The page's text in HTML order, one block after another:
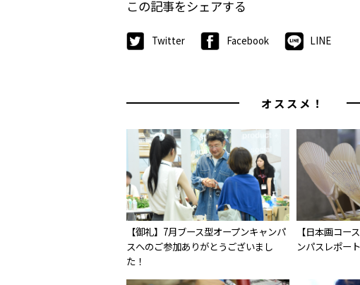
この記事をシェアする
Twitter Facebook LINE
オススメ！
【御礼】7月ブース型オープンキャンパ
スへのご参加ありがとうございまし
た！
【日本画コー
ンパスレポー